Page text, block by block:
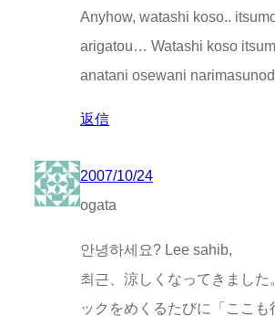
Anyhow, watashi koso..
arigatou… Watashi koso
anatani osewani
返信
2007/10/24
ogata
안녕하세요? Lee sahib,
최근、涼しくなってきました
ックをめくるたびに「ここも